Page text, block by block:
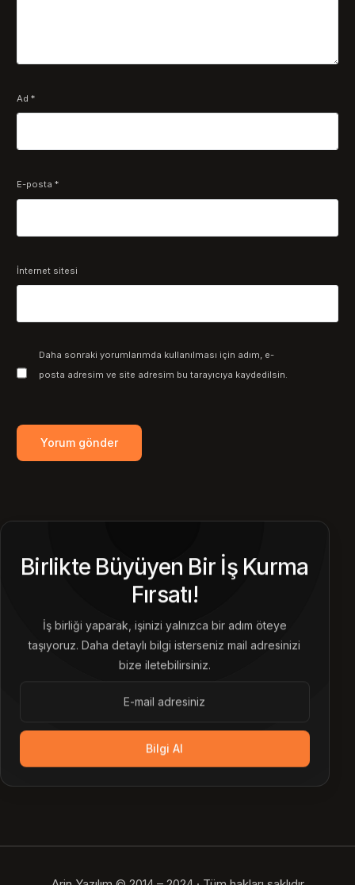
Ad*
E-posta*
İnternet sitesi
Daha sonraki yorumlarımda kullanılması için adım, e-
posta adresim ve site adresim bu tarayıcıya kaydedilsin.
Birlikte Büyüyen Bir İş Kurma
Fırsatı!
İş birliği yaparak, işinizi yalnızca bir adım öteye
taşıyoruz. Daha detaylı bilgi isterseniz mail adresinizi
bize iletebilirsiniz.
Bilgi Al